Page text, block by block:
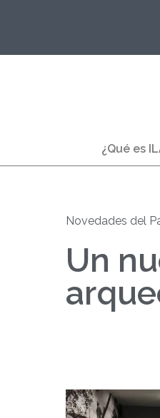
¿Qué es
Novedades del
Un